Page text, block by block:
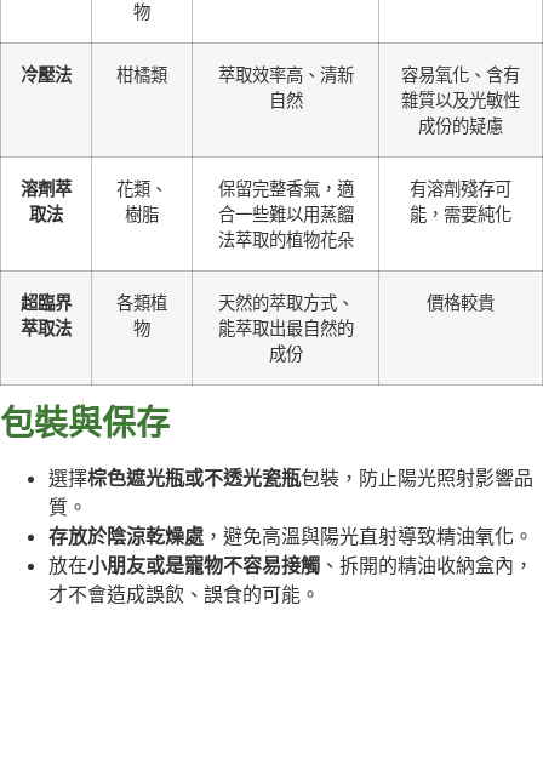
物
冷壓法 柑橘類
萃取效率高、清新
自然
容易氧化、含有
雜質以及光敏性
成份的疑慮
溶劑萃
取法
花類、
樹脂
保留完整香氣，適
合一些難以用蒸餾
法萃取的植物花朵
有溶劑殘存可
能，需要純化
超臨界
萃取法
各類植
物
天然的萃取方式、
能萃取出最自然的
成份
價格較貴
包裝與保存
選擇棕色遮光瓶或不透光瓷瓶包裝，防止陽光照射影響品
質。
存放於陰涼乾燥處 ，避免高溫與陽光直射導致精油氧化。
放在小朋友或是寵物不容易接觸 、拆開的精油收納盒內，
才不會造成誤飲、誤食的可能。